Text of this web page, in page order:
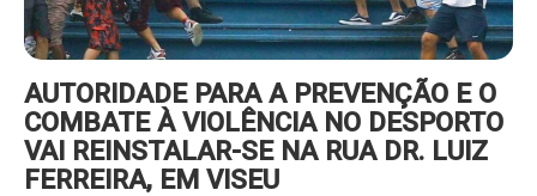
AUTORIDADE PARA A PREVENÇÃO E O
COMBATE À VIOLÊNCIA NO DESPORTO
VAI REINSTALAR-SE NA RUA DR. LUIZ
FERREIRA, EM VISEU